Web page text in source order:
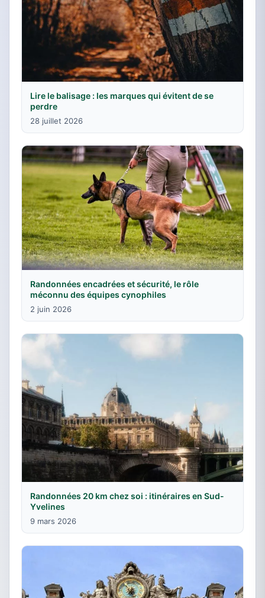
Lire le balisage : les marques qui évitent de se
perdre
28 juillet 2026
Randonnées encadrées et sécurité, le rôle
méconnu des équipes cynophiles
2 juin 2026
Randonnées 20 km chez soi : itinéraires en Sud-
Yvelines
9 mars 2026